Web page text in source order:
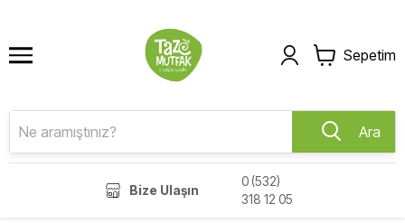
Sepetim
Ara
Bize Ulaşın
0 (532)
318 12 05